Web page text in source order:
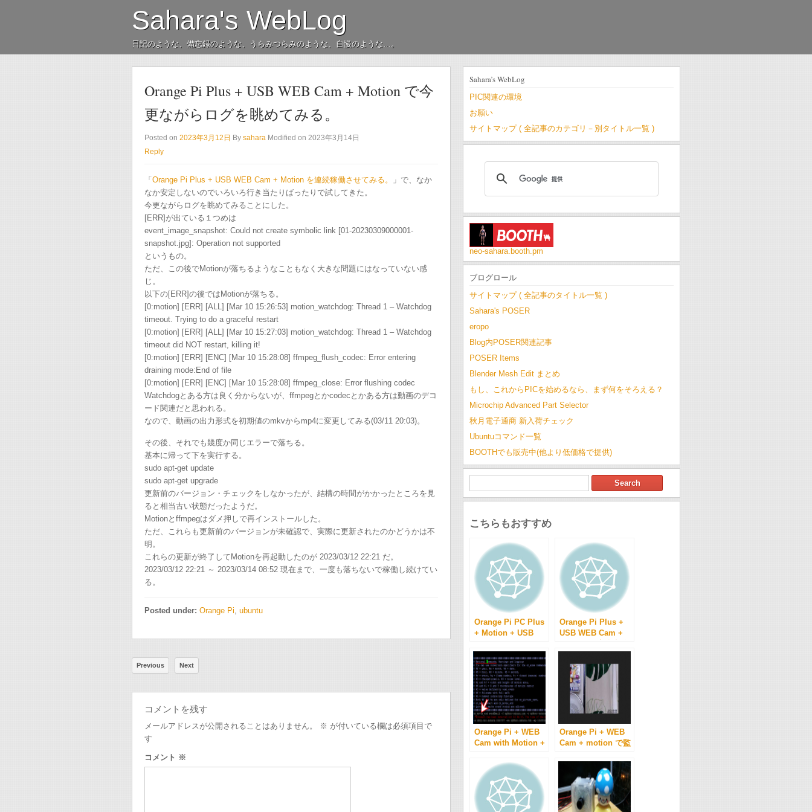
Sahara's WebLog
日記のような、備忘録のような、うらみつらみのような、自慢のような…。
Orange Pi Plus + USB WEB Cam + Motion で今
更ながらログを眺めてみる。
Posted on 2023年3月12日 By sahara Modified on 2023年3月14日
Reply
「 Orange Pi Plus + USB WEB Cam + Motion を連続稼働させてみる。
」で、なか
なか安定しないのでいろいろ行き当たりばったりで試してきた。
今更ながらログを眺めてみることにした。
[ERR]が出ている１つめは
event_image_snapshot: Could not create symbolic link [01-20230309000001-
snapshot.jpg]: Operation not supported
というもの。
ただ、この後でMotionが落ちるようなこともなく大きな問題にはなっていない感
じ。
以下の[ERR]の後ではMotionが落ちる。
[0:motion] [ERR] [ALL] [Mar 10 15:26:53] motion_watchdog: Thread 1 – Watchdog
timeout. Trying to do a graceful restart
[0:motion] [ERR] [ALL] [Mar 10 15:27:03] motion_watchdog: Thread 1 – Watchdog
timeout did NOT restart, killing it!
[0:motion] [ERR] [ENC] [Mar 10 15:28:08] ffmpeg_flush_codec: Error entering
draining mode:End of file
[0:motion] [ERR] [ENC] [Mar 10 15:28:08] ffmpeg_close: Error flushing codec
Watchdogとある方は良く分からないが、ffmpegとかcodecとかある方は動画のデコ
ード関連だと思われる。
なので、動画の出力形式を初期値のmkvからmp4に変更してみる(03/11 20:03)。
その後、それでも幾度か同じエラーで落ちる。
基本に帰って下を実行する。
sudo apt-get update
sudo apt-get upgrade
更新前のバージョン・チェックをしなかったが、結構の時間がかかったところを見
ると相当古い状態だったようだ。
Motionとffmpegはダメ押しで再インストールした。
ただ、これらも更新前のバージョンが未確認で、実際に更新されたのかどうかは不
明。
これらの更新が終了してMotionを再起動したのが 2023/03/12 22:21 だ。
2023/03/12 22:21 ～ 2023/03/14 08:52 現在まで、一度も落ちないで稼働し続けてい
る。
Posted under: Orange Pi, ubuntu
Previous Next
コメントを残す
メールアドレスが公開されることはありません。 ※ が付いている欄は必須項目で
す
コメント ※
Sahara’s WebLog
PIC関連の環境
お願い
サイトマップ ( 全記事のカテゴリ－別タイトル一覧 )
neo-sahara.booth.pm
ブログロール
サイトマップ ( 全記事のタイトル一覧 )
Sahara's POSER
eropo
Blog内POSER関連記事
POSER Items
Blender Mesh Edit まとめ
もし、これからPICを始めるなら、まず何をそろえる？
Microchip Advanced Part Selector
秋月電子通商 新入荷チェック
Ubuntuコマンド一覧
BOOTHでも販売中(他より低価格で提供)
こちらもおすすめ
Orange Pi PC Plus
+ Motion + USB
こ安定して稼働中
Orange Pi Plus +
USB WEB Cam +
Orange Pi + WEB
Cam with Motion +
検知したらメールで
動画を送る。
Orange Pi + WEB
Cam + motion で監